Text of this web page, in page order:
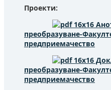
Проекти:
преобразуване-
предприемачество
преобразуване-
предприемачество